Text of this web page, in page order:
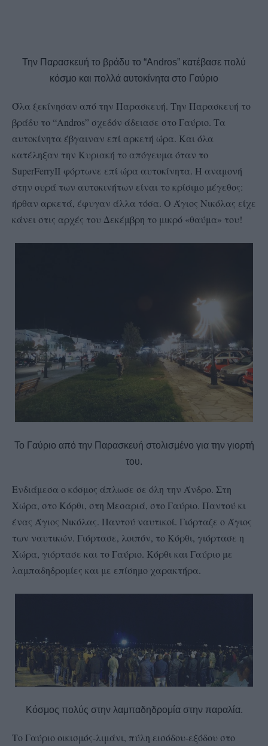
Την Παρασκευή το βράδυ το “Andros” κατέβασε πολύ
κόσμο και πολλά αυτοκίνητα στο Γαύριο
Όλα ξεκίνησαν από την Παρασκευή. Την Παρασκευή το
βράδυ το “Andros” σχεδόν άδειασε στο Γαύριο. Τα
αυτοκίνητα έβγαιναν επί αρκετή ώρα. Και όλα
κατέληξαν την Κυριακή το απόγευμα όταν το
SuperFerryII φόρτωνε επί ώρα αυτοκίνητα. Η αναμονή
στην ουρά των αυτοκινήτων είναι το κρίσιμο μέγεθος:
ήρθαν αρκετά, έφυγαν άλλα τόσα. Ο Άγιος Νικόλας είχε
κάνει στις αρχές του Δεκέμβρη το μικρό «θαύμα» του!
Το Γαύριο από την Παρασκευή στολισμένο για την γιορτή
του.
Ενδιάμεσα ο κόσμος άπλωσε σε όλη την Άνδρο. Στη
Χώρα, στο Κόρθι, στη Μεσαριά, στο Γαύριο. Παντού κι
ένας Άγιος Νικόλας. Παντού ναυτικοί. Γιόρταζε ο Άγιος
των ναυτικών. Γιόρτασε, λοιπόν, το Κόρθι, γιόρτασε η
Χώρα, γιόρτασε και το Γαύριο. Κόρθι και Γαύριο με
λαμπαδηδρομίες και με επίσημο χαρακτήρα.
Κόσμος πολύς στην λαμπαδηδρομία στην παραλία.
Το Γαύριο οικισμός-λιμάνι, πύλη εισόδου-εξόδου στο